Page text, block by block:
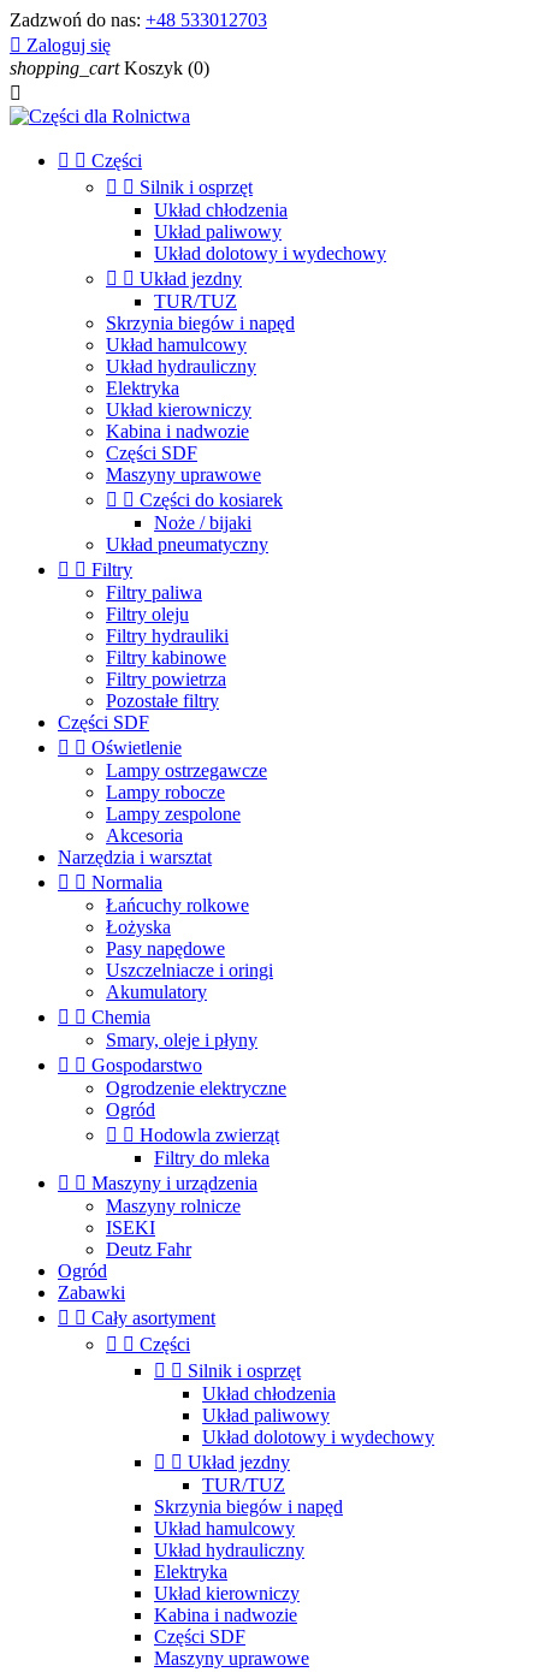
Zadzwoń do nas: +48 533012703
 Zaloguj się
shopping_cart Koszyk (0)

  Części
  Silnik i osprzęt
Układ chłodzenia
Układ paliwowy
Układ dolotowy i wydechowy
  Układ jezdny
TUR/TUZ
Skrzynia biegów i napęd
Układ hamulcowy
Układ hydrauliczny
Elektryka
Układ kierowniczy
Kabina i nadwozie
Części SDF
Maszyny uprawowe
  Części do kosiarek
Noże / bijaki
Układ pneumatyczny
  Filtry
Filtry paliwa
Filtry oleju
Filtry hydrauliki
Filtry kabinowe
Filtry powietrza
Pozostałe filtry
Części SDF
  Oświetlenie
Lampy ostrzegawcze
Lampy robocze
Lampy zespolone
Akcesoria
Narzędzia i warsztat
  Normalia
Łańcuchy rolkowe
Łożyska
Pasy napędowe
Uszczelniacze i oringi
Akumulatory
  Chemia
Smary, oleje i płyny
  Gospodarstwo
Ogrodzenie elektryczne
Ogród
  Hodowla zwierząt
Filtry do mleka
  Maszyny i urządzenia
Maszyny rolnicze
ISEKI
Deutz Fahr
Ogród
Zabawki
  Cały asortyment
  Części
  Silnik i osprzęt
Układ chłodzenia
Układ paliwowy
Układ dolotowy i wydechowy
  Układ jezdny
TUR/TUZ
Skrzynia biegów i napęd
Układ hamulcowy
Układ hydrauliczny
Elektryka
Układ kierowniczy
Kabina i nadwozie
Części SDF
Maszyny uprawowe